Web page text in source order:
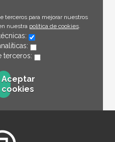
terceros para mejorar nuestros
nuestra política de cookies.
terceros:
Aceptar
cookies